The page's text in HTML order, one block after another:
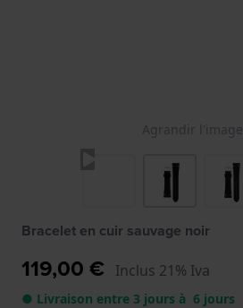
Agrandir l'image
Bracelet en cuir sauvage noir
119,00 € Inclus 21% Iva
● Livraison entre 3 jours à 6 jours